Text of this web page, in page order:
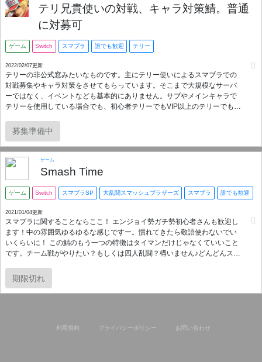
テリ兄貴使いの対戦、キャラ対策鯖。普通
に対募可
ゲーム Switch スマブラ 誰でも歓迎 テリー
2022/02/07更新
テリーの非公式窓みたいなものです。主にテリー使いによるスマブラでの
対戦募集やキャラ対策をさせてもらっています。そこまで大規模なサーバ
ーではなく、イベントなども基本的にありません。サブやメインキャラで
テリーを使用している場合でも、初心者テリーでもVIP以上のテリーでも、
TVが務めさせております。サーバーの質問等受け付けていますので、お困
りの際はご質問頂ければ返信致します。ただ私学生の為、返信が少し遅れ
る場合があります(笑) Twitterをしている場合は主私にDMで問い合わせても
かまいません。同じ名前でやってるので。一応言っときますと私のテリー
は1070万程です。
募集準備中
ゲーム
Smash Time
ゲーム Switch スマブラSP 大乱闘スマッシュブラザーズ スマブラ 誰でも歓迎
2021/01/04更新
スマブラに関することならここ！ エンジョイ勢ガチ勢初心者さんも歓迎し
ます！中の雰囲気ゆるゆるな感じですー。慣れてきたら敬語使わないでい
いくらいに！ この鯖のもう一つの特徴はタイマンだけじゃなくていいこと
です。チーム戦がやりたい？もしくは四人乱闘？構いません♪どんどんスマ
用意しています！自分に合わない場合は抜けていいので一度のぞいてみて
期限切れ
利用規約 プライバシーポリシー お問い合わせ